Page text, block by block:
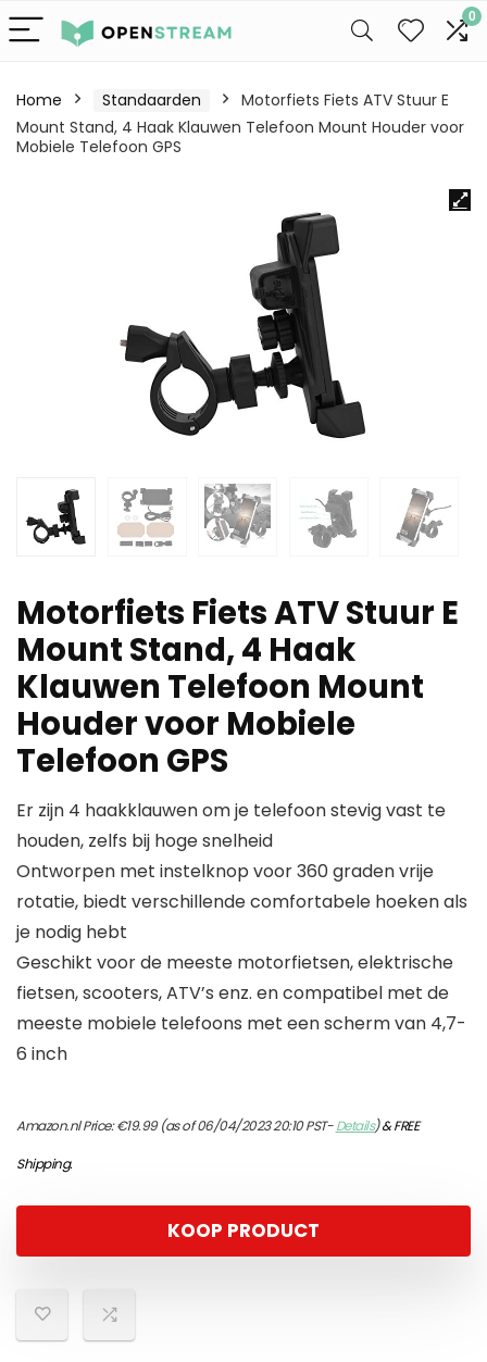
0
Home Standaarden
Motorfiets Fiets ATV Stuur E
Mount Stand, 4 Haak Klauwen Telefoon Mount Houder voor
Mobiele Telefoon GPS
Motorfiets Fiets ATV Stuur E
Mount Stand, 4 Haak
Klauwen Telefoon Mount
Houder voor Mobiele
Telefoon GPS
Er zijn 4 haakklauwen om je telefoon stevig vast te
houden, zelfs bij hoge snelheid
Ontworpen met instelknop voor 360 graden vrije
rotatie, biedt verschillende comfortabele hoeken als
je nodig hebt
Geschikt voor de meeste motorfietsen, elektrische
fietsen, scooters, ATV’s enz. en compatibel met de
meeste mobiele telefoons met een scherm van 4,7-
6 inch
Amazon.nl Price:€19.99(as of 06/04/2023 20:10 PST-Details)&FREE
Shipping.
KOOP PRODUCT